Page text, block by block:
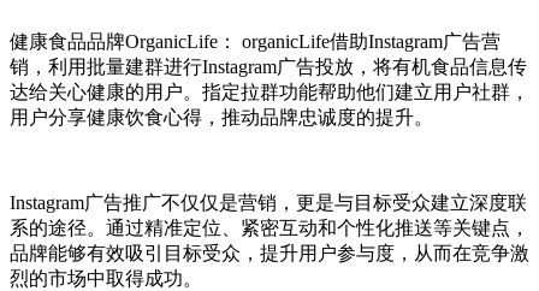
健康食品品牌OrganicLife： organicLife借助Instagram广告营
销，利用批量建群进行Instagram广告投放，将有机食品信息传
达给关心健康的用户。指定拉群功能帮助他们建立用户社群，
用户分享健康饮食心得，推动品牌忠诚度的提升。
Instagram广告推广不仅仅是营销，更是与目标受众建立深度联
系的途径。通过精准定位、紧密互动和个性化推送等关键点，
品牌能够有效吸引目标受众，提升用户参与度，从而在竞争激
烈的市场中取得成功。